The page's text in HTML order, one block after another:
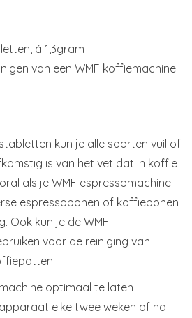
á 1,3gram
van een WMF koffiemachine.
kun je alle soorten vuil of
is van het vet dat in koffie
als je WMF espressomachine
espressobonen of koffiebonen
Ook kun je de WMF
voor de reiniging van
optimaal te laten
elke twee weken of na